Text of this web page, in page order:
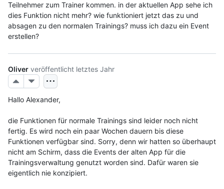
Teilnehmer zum Trainer kommen. in der aktuellen App sehe ich
dies Funktion nicht mehr? wie funktioniert jetzt das zu und
absagen zu den normalen Trainings? muss ich dazu ein Event
erstellen?
Oliver veröffentlicht letztes Jahr
Hallo Alexander,
die Funktionen für normale Trainings sind leider noch nicht
fertig. Es wird noch ein paar Wochen dauern bis diese
Funktionen verfügbar sind. Sorry, denn wir hatten so überhaupt
nicht am Schirm, dass die Events der alten App für die
Trainingsverwaltung genutzt worden sind. Dafür waren sie
eigentlich nie konzipiert.